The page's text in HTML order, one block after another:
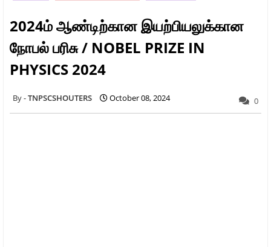
2024ம் ஆண்டிற்கான இயற்பியலுக்கான
நோபல் பரிசு / NOBEL PRIZE IN
PHYSICS 2024
TNPSCSHOUTERS October 08, 2024 0